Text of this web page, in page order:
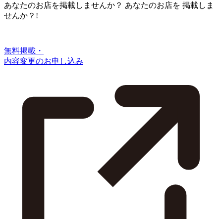
あなたのお店を掲載しませんか？ あなたのお店を 掲載しま
せんか？!
無料掲載・
内容変更のお申し込み